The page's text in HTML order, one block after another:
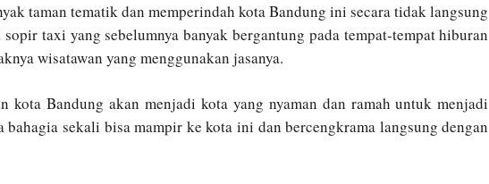
taman tematik dan memperindah kota Bandung ini secara tidak langsung
taxi yang sebelumnya banyak bergantung pada tempat-tempat hiburan
wisatawan yang menggunakan jasanya.
kota Bandung akan menjadi kota yang nyaman dan ramah untuk menjadi
sekali bisa mampir ke kota ini dan bercengkrama langsung dengan